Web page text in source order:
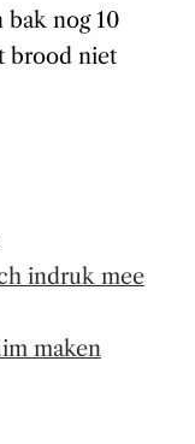
nog 10
brood niet
indruk mee
maken